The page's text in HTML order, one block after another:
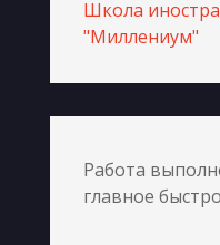
Школа
"Миллениум"
Работа
главное